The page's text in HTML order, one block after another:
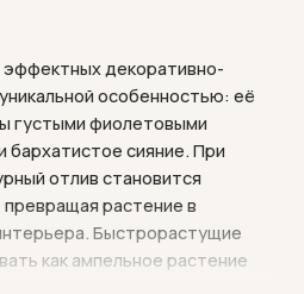
декоративно-
особенностью: её
густыми фиолетовыми
сияние. При
отлив становится
растение в
Быстрорастущие
как ампельное растение